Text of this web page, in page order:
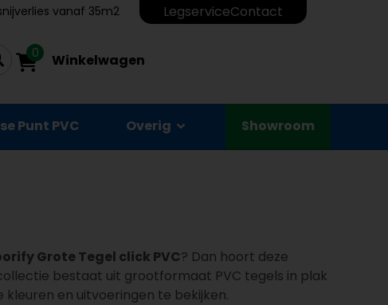
vanaf 35m2 LegserviceContact
0 Winkelwagen
Punt PVC Overig Showroom
Grote Tegel click PVC? Dan hoort deze
bestaat uit grootformaat PVC tegels in plak
en uitvoeringen te bekijken.